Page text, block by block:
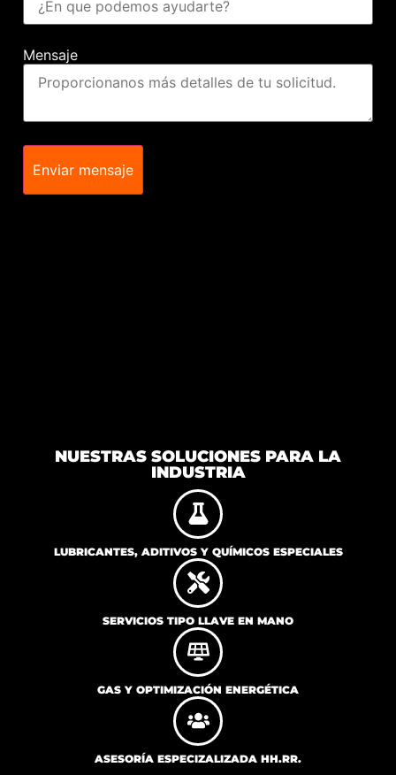
Mensaje
Enviar mensaje
NUESTRAS SOLUCIONES PARA LA
INDUSTRIA
LUBRICANTES, ADITIVOS Y QUÍMICOS ESPECIALES
SERVICIOS TIPO LLAVE EN MANO
GAS Y OPTIMIZACIÓN ENERGÉTICA
ASESORÍA ESPECIZALIZADA HH.RR.